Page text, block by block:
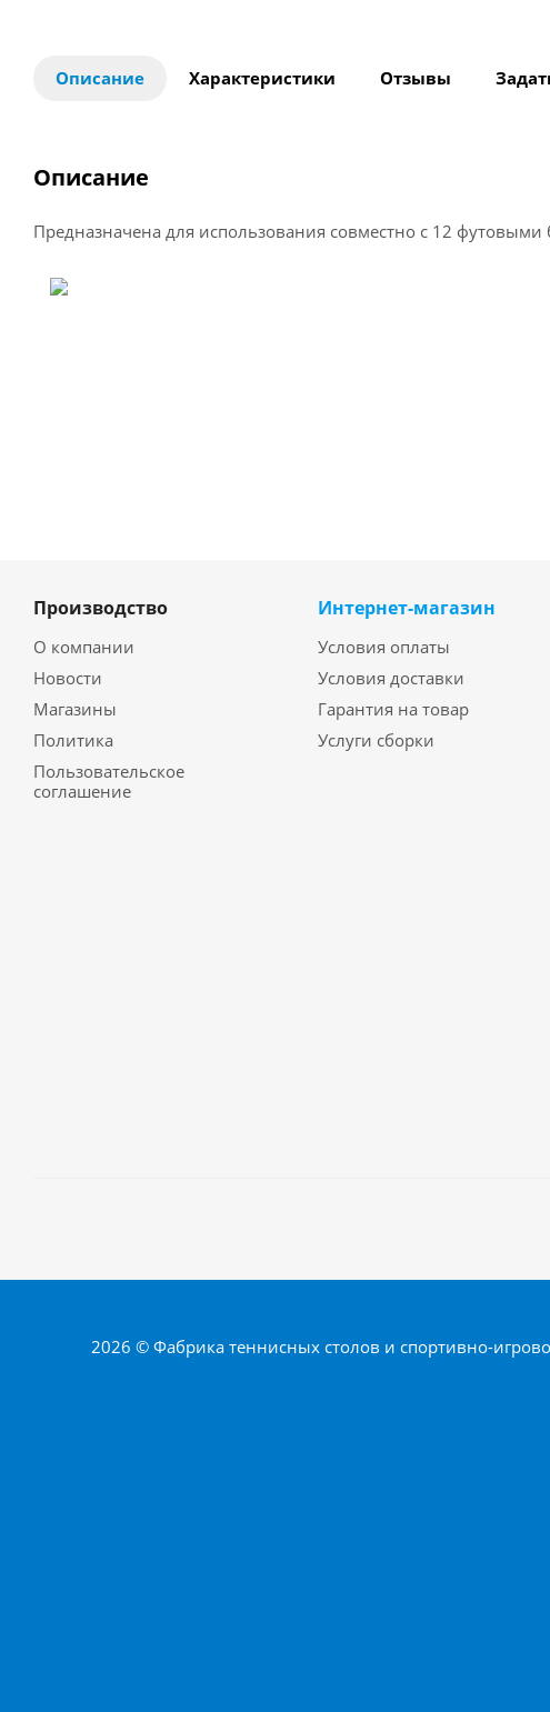
Описание Характеристики Отзывы
Описание
Предназначена для использования совместно с 12 футовыми
Производство
О компании
Новости
Магазины
Политика
Пользовательское
соглашение
Интернет-магазин
Условия оплаты
Условия доставки
Гарантия на товар
Услуги сборки
2026 © Фабрика теннисных столов и спортивно-